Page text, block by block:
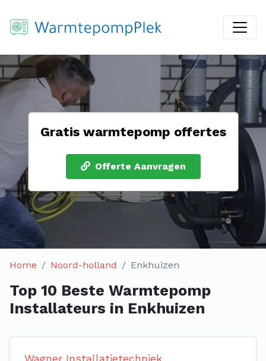
Gratis warmtepomp offertes
Offerte Aanvragen
Home Noord-holland Enkhuizen
Top 10 Beste Warmtepomp
Installateurs in Enkhuizen
Wagner Installatietechniek